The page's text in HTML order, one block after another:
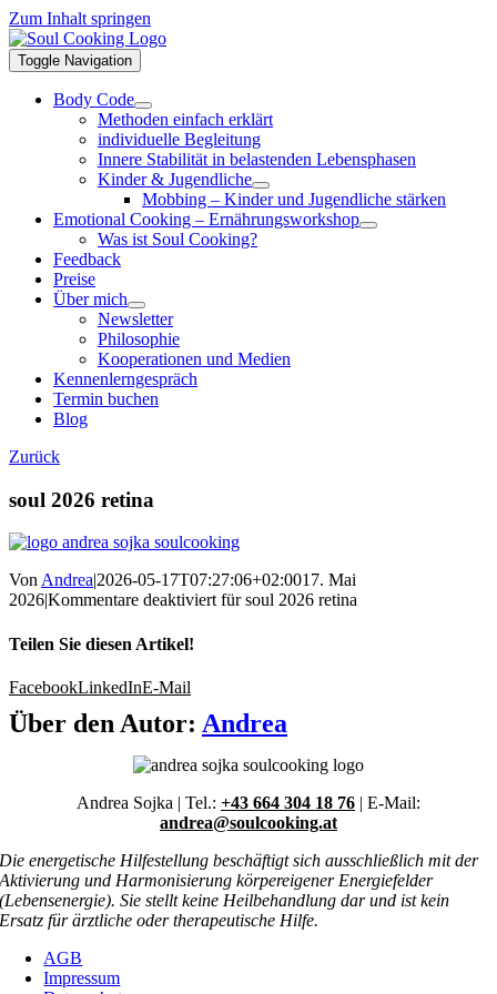
Zum Inhalt springen
Toggle Navigation
Body Code
Methoden einfach erklärt
individuelle Begleitung
Innere Stabilität in belastenden Lebensphasen
Kinder & Jugendliche
Mobbing – Kinder und Jugendliche stärken
Emotional Cooking – Ernährungsworkshop
Was ist Soul Cooking?
Feedback
Preise
Über mich
Newsletter
Philosophie
Kooperationen und Medien
Kennenlerngespräch
Termin buchen
Blog
Zurück
soul 2026 retina
VonAndrea|2026-05-17T07:27:06+02:0017. Mai
2026|Kommentare deaktiviertfür soul 2026 retina
Teilen Sie diesen Artikel!
FacebookLinkedInE-Mail
Über den Autor: Andrea
Andrea Sojka | Tel.: +43 664 304 18 76 | E-Mail:
andrea@soulcooking.at
Die energetische Hilfestellung beschäftigt sich ausschließlich mit der
Aktivierung und Harmonisierung körpereigener Energiefelder
(Lebensenergie). Sie stellt keine Heilbehandlung dar und ist kein
Ersatz für ärztliche oder therapeutische Hilfe.
AGB
Impressum